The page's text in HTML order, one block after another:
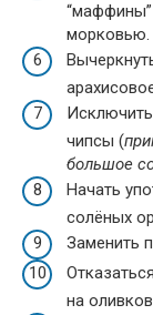
морковью.
чипсы (
большое
Начать
солёных
Заменить
на